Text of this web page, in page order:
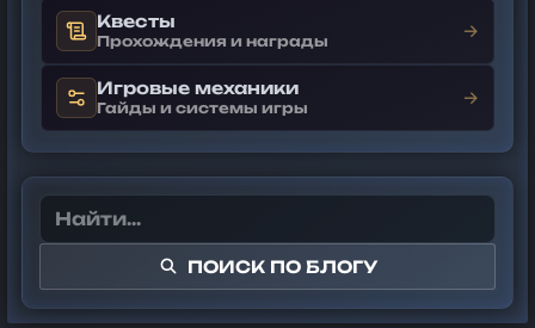
Квесты
Прохождения и награды →
Игровые механики
Гайды и системы игры →
ПОИСК ПО БЛОГУ